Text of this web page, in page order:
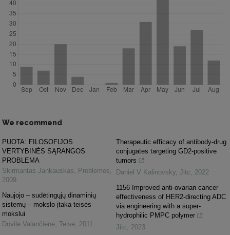
We recommend
PUOTA: FILOSOFIJOS
VERTYBINĖS SĄRANGOS
PROBLEMA
Skirmantas Jankauskas, Problemos,
2009
Naujojo – sudėtingųjų dinaminių
sistemų – mokslo įtaka teisės
mokslui
Dovilė Valančienė, Teisė, 2011
Therapeutic efficacy of antibody-drug
conjugates targeting GD2-positive
tumors
Daniel V Kalinovsky, Jitc, 2022
1156 Improved anti-ovarian cancer
effectiveness of HER2-directing ADC
via engineering with a super-
hydrophilic PMPC polymer
Jitc, 2023